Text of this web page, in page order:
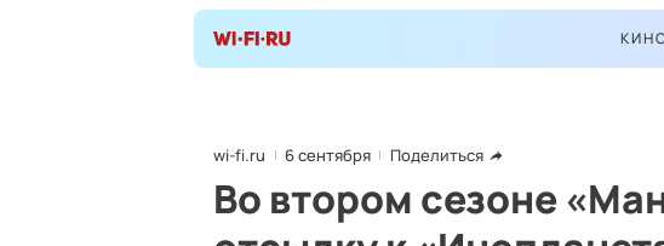
wi-fi.ru 6 сентября Поделиться
Во втором сезоне